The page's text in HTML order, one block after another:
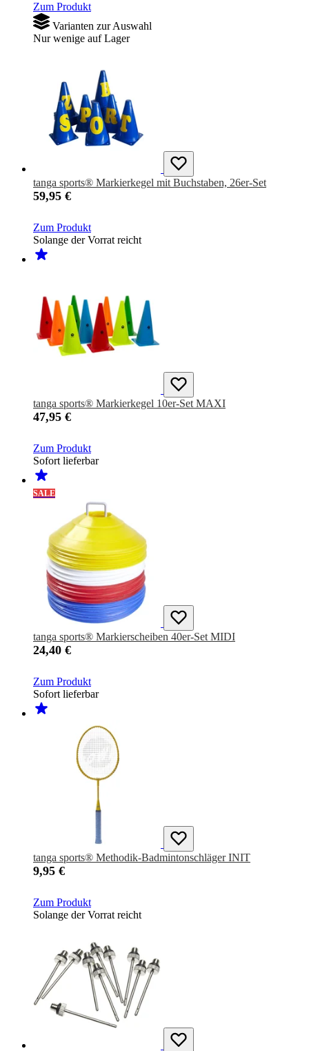
Zum Produkt
Varianten zur Auswahl
Nur wenige auf Lager
tanga sports® Markierkegel mit Buchstaben, 26er-Set
59,95 €
Zum Produkt
Solange der Vorrat reicht
tanga sports® Markierkegel 10er-Set MAXI
47,95 €
Zum Produkt
Sofort lieferbar
SALE
tanga sports® Markierscheiben 40er-Set MIDI
24,40 €
Zum Produkt
Sofort lieferbar
tanga sports® Methodik-Badmintonschläger INIT
9,95 €
Zum Produkt
Solange der Vorrat reicht